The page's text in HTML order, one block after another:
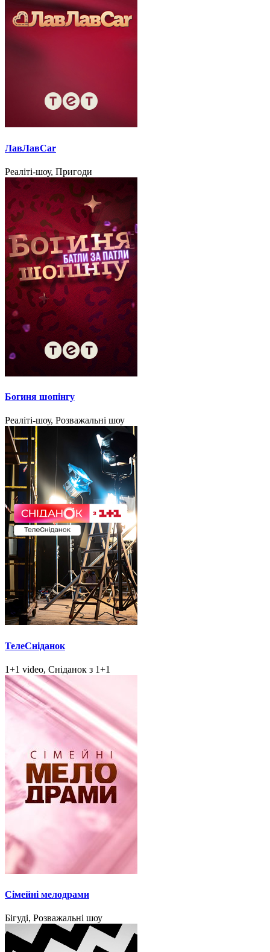
ЛавЛавCar
Реаліті-шоу, Пригоди
Богиня шопінгу
Реаліті-шоу, Розважальні шоу
ТелеСніданок
1+1 video, Сніданок з 1+1
Сімейні мелодрами
Бігуді, Розважальні шоу